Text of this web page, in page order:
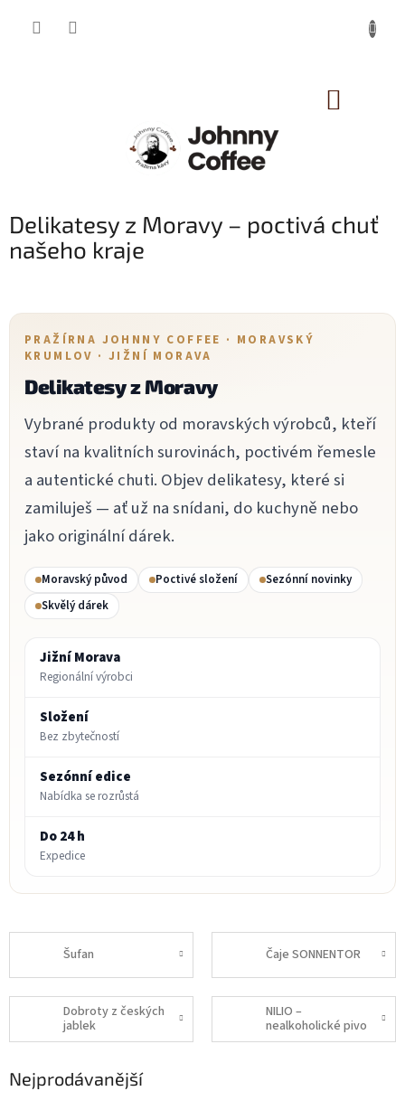
Delikatesy z Moravy – poctivá chuť
našeho kraje
PRAŽÍRNA JOHNNY COFFEE · MORAVSKÝ
KRUMLOV · JIŽNÍ MORAVA
Delikatesy z Moravy
Vybrané produkty od moravských výrobců, kteří
staví na kvalitních surovinách, poctivém řemesle
a autentické chuti. Objev delikatesy, které si
zamiluješ — ať už na snídani, do kuchyně nebo
jako originální dárek.
Moravský původ Poctivé složení
Sezónní novinky
Skvělý dárek
Jižní Morava
Regionální výrobci
Složení
Bez zbytečností
Sezónní edice
Nabídka se rozrůstá
Do 24 h
Expedice
Šufan Čaje SONNENTOR
Dobroty z českých
jablek
NILIO –
nealkoholické pivo
Nejprodávanější